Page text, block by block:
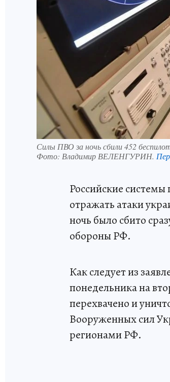
Силы ПВО за ночь сбили 452
Фото: Владимир ВЕЛЕНГУРИН.
Российские
отражать атаки
ночь было сбито
обороны РФ.
Как следует из
понедельника на
перехвачено и
Вооруженных сил
регионами РФ.